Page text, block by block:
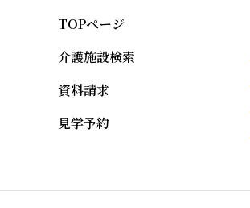
TOPページ
介護施設検索
資料請求
見学予約